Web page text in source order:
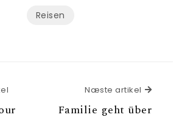
Reisen
Næste artikel Næste
Familie geht über